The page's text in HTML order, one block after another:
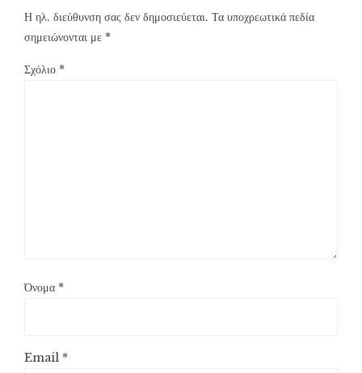
Η ηλ. διεύθυνση σας δεν δημοσιεύεται. Τα υποχρεωτικά πεδία
σημειώνονται με *
Σχόλιο *
Όνομα *
Email *